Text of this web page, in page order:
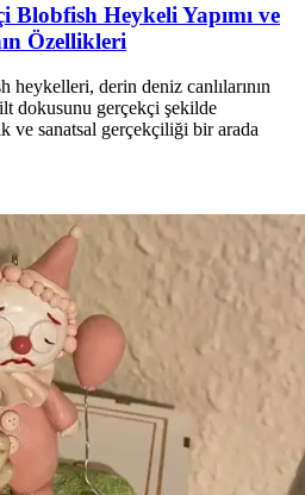
Blobfish Heykeli Yapımı ve
Özellikleri
derin deniz canlılarının
dokusunu gerçekçi şekilde
ve sanatsal gerçekçiliği bir arada